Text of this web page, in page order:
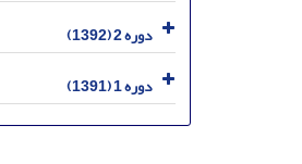
دوره 2 (1392)
دوره 1 (1391)